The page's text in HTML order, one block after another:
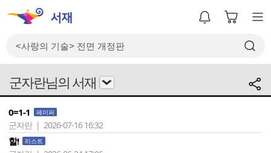
군자란님의 서재
0=1-1 페이퍼
군자란 | 2026-07-16 16:32
할! 리스트